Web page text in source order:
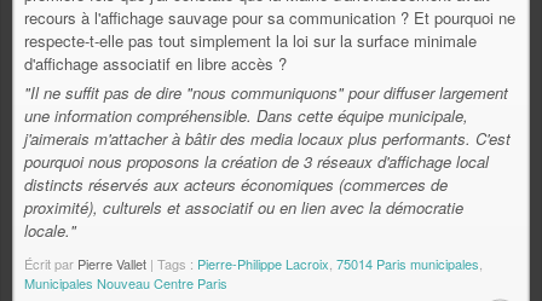
recours à l'affichage sauvage pour sa communication ? Et pourquoi ne
respecte-t-elle pas tout simplement la loi sur la surface minimale
d'affichage associatif en libre accès ?
"Il ne suffit pas de dire "nous communiquons" pour diffuser largement
une information compréhensible. Dans cette équipe municipale,
j'aimerais m'attacher à bâtir des media locaux plus performants. C'est
pourquoi nous proposons la création de 3 réseaux d'affichage local
distincts réservés aux acteurs économiques (commerces de
proximité), culturels et associatif ou en lien avec la démocratie
locale."
Écrit par Pierre Vallet | Tags : Pierre-Philippe Lacroix 75014 Paris municipales
Municipales Nouveau Centre Paris